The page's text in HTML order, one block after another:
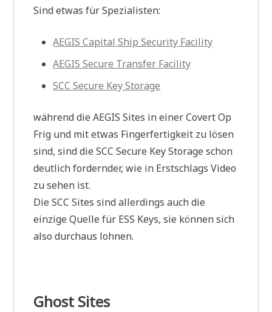
Sind etwas für Spezialisten:
AEGIS Capital Ship Security Facility
AEGIS Secure Transfer Facility
SCC Secure Key Storage
während die AEGIS Sites in einer Covert Op
Frig und mit etwas Fingerfertigkeit zu lösen
sind, sind die SCC Secure Key Storage schon
deutlich fordernder, wie in Erstschlags Video
zu sehen ist.
Die SCC Sites sind allerdings auch die
einzige Quelle für ESS Keys, sie können sich
also durchaus lohnen.
Ghost Sites